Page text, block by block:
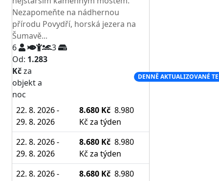
Nezapomeňte na nádhernou
přírodu Povydří, horská jezera na
Šumavě...
6
3
Od: 1.283
Kčza
objekt a
noc
DENNĚ AKTUALIZOVANÉ
22. 8. 2026 -
29. 8. 2026
8.680 Kč 8.980
Kč za týden
22. 8. 2026 -
29. 8. 2026
8.680 Kč 8.980
Kč za týden
22. 8. 2026 -
8.680 Kč 8.980